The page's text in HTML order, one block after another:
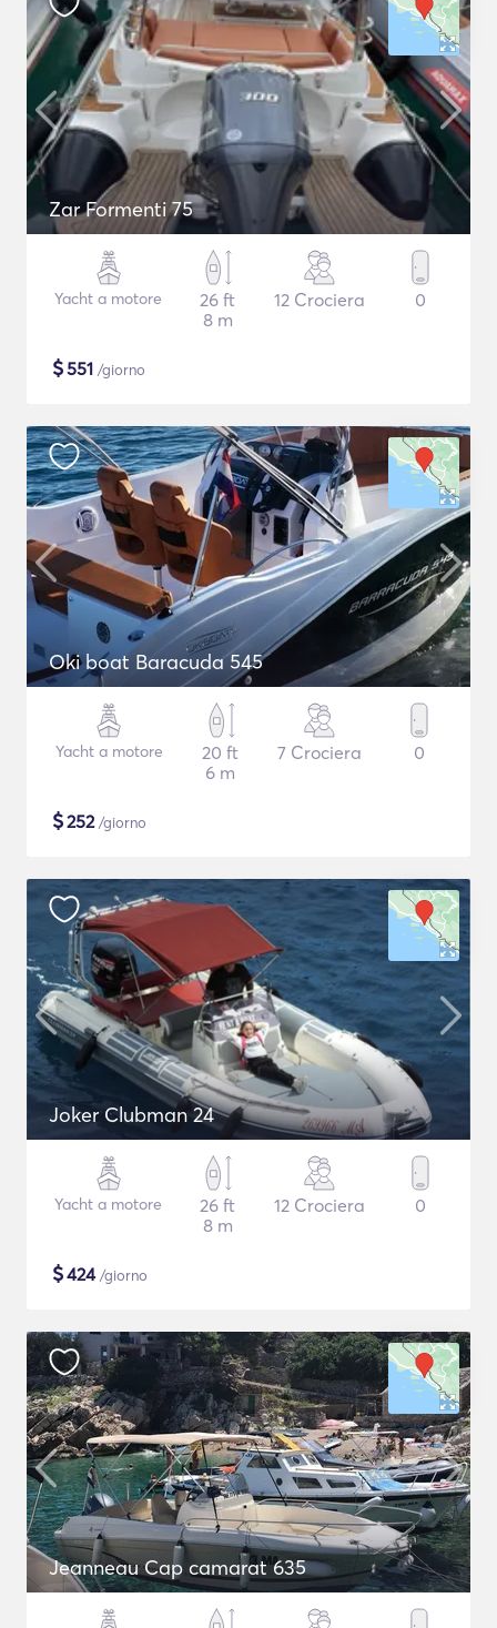
Zar Formenti 75
Yacht a motore
26 ft
8 m
12 Crociera 0
$551 /giorno
Oki boat Baracuda 545
Yacht a motore
20 ft
6 m
7 Crociera 0
$252/giorno
Joker Clubman 24
Yacht a motore
26 ft
8 m
12 Crociera 0
$424/giorno
Jeanneau Cap camarat 635